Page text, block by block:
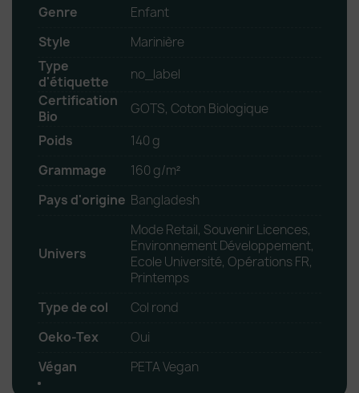
Genre
Enfant
Style
Marinière
Type
d'étiquette
no_label
Certification
Bio
GOTS, Coton Biologique
Poids
140 g
Grammage
160 g/m²
Pays d'origine Bangladesh
Univers
Mode Retail, Souvenir Licences,
Environnement Développement,
Ecole Université, Opérations FR,
Printemps
Type de col
Col rond
Oeko-Tex
Oui
Végan
PETA Vegan